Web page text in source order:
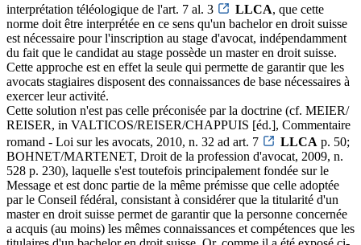
interprétation téléologique de l'art. 7 al. 3
LLCA, que cette
norme doit être interprétée en ce sens qu'un bachelor en droit suisse
est nécessaire pour l'inscription au stage d'avocat, indépendamment
du fait que le candidat au stage possède un master en droit suisse.
Cette approche est en effet la seule qui permette de garantir que les
avocats stagiaires disposent des connaissances de base nécessaires à
exercer leur activité.
Cette solution n'est pas celle préconisée par la doctrine (cf. MEIER/
REISER, in VALTICOS/REISER/CHAPPUIS [éd.], Commentaire
romand - Loi sur les avocats, 2010, n. 32 ad art. 7
LLCA p. 50;
BOHNET/MARTENET, Droit de la profession d'avocat, 2009, n.
528 p. 230), laquelle s'est toutefois principalement fondée sur le
Message et est donc partie de la même prémisse que celle adoptée
par le Conseil fédéral, consistant à considérer que la titularité d'un
master en droit suisse permet de garantir que la personne concernée
a acquis (au moins) les mêmes connaissances et compétences que les